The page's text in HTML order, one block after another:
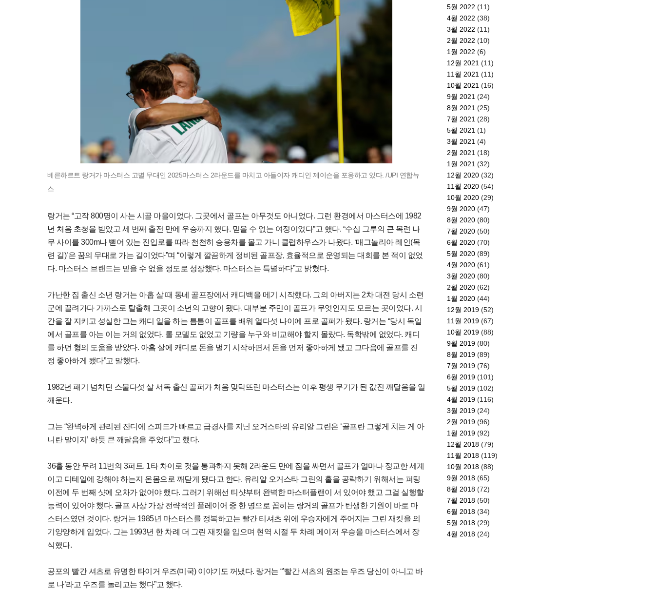
베른하르트 랑거가 마스터스 고별 무대인 2025마스터스 2라운드를 마치고 아들이자 캐디인 제이슨을 포옹하고 있다. /UPI 연합뉴
스
랑거는 “고작 800명이 사는 시골 마을이었다. 그곳에서 골프는 아무것도 아니었다. 그런 환경에서 마스터스에 1982
년 처음 초청을 받았고 세 번째 출전 만에 우승까지 했다. 믿을 수 없는 여정이었다”고 했다. “수십 그루의 큰 목련 나
무 사이를 300m나 뻗어 있는 진입로를 따라 천천히 승용차를 몰고 가니 클럽하우스가 나왔다. ‘매그놀리아 레인(목
련 길)’은 꿈의 무대로 가는 길이었다”며 “이렇게 깔끔하게 정비된 골프장, 효율적으로 운영되는 대회를 본 적이 없었
다. 마스터스 브랜드는 믿을 수 없을 정도로 성장했다. 마스터스는 특별하다”고 밝혔다.
가난한 집 출신 소년 랑거는 아홉 살 때 동네 골프장에서 캐디백을 메기 시작했다. 그의 아버지는 2차 대전 당시 소련
군에 끌려가다 가까스로 탈출해 그곳이 소년의 고향이 됐다. 대부분 주민이 골프가 무엇인지도 모르는 곳이었다. 시
간을 잘 지키고 성실한 그는 캐디 일을 하는 틈틈이 골프를 배워 열다섯 나이에 프로 골퍼가 됐다. 랑거는 “당시 독일
에서 골프를 아는 이는 거의 없었다. 롤 모델도 없었고 기량을 누구와 비교해야 할지 몰랐다. 독학밖에 없었다. 캐디
를 하던 형의 도움을 받았다. 아홉 살에 캐디로 돈을 벌기 시작하면서 돈을 먼저 좋아하게 됐고 그다음에 골프를 진
정 좋아하게 됐다”고 말했다.
1982년 패기 넘치던 스물다섯 살 서독 출신 골퍼가 처음 맞닥뜨린 마스터스는 이후 평생 무기가 된 값진 깨달음을 일
깨운다.
그는 “완벽하게 관리된 잔디에 스피드가 빠르고 급경사를 지닌 오거스타의 유리알 그린은 ‘골프란 그렇게 치는 게 아
니란 말이지’ 하듯 큰 깨달음을 주었다”고 했다.
36홀 동안 무려 11번의 3퍼트. 1타 차이로 컷을 통과하지 못해 2라운드 만에 짐을 싸면서 골프가 얼마나 정교한 세계
이고 디테일에 강해야 하는지 온몸으로 깨닫게 됐다고 한다. 유리알 오거스타 그린의 홀을 공략하기 위해서는 퍼팅
이전에 두 번째 샷에 오차가 없어야 했다. 그러기 위해선 티샷부터 완벽한 마스터플랜이 서 있어야 했고 그걸 실행할
능력이 있어야 했다. 골프 사상 가장 전략적인 플레이어 중 한 명으로 꼽히는 랑거의 골프가 탄생한 기원이 바로 마
스터스였던 것이다. 랑거는 1985년 마스터스를 정복하고는 빨간 티셔츠 위에 우승자에게 주어지는 그린 재킷을 의
기양양하게 입었다. 그는 1993년 한 차례 더 그린 재킷을 입으며 현역 시절 두 차례 메이저 우승을 마스터스에서 장
식했다.
공포의 빨간 셔츠로 유명한 타이거 우즈(미국) 이야기도 꺼냈다. 랑거는 “’빨간 셔츠의 원조는 우즈 당신이 아니고 바
로 나’라고 우즈를 놀리고는 했다”고 했다.
5월 2022 (11)
4월 2022 (38)
3월 2022 (11)
2월 2022 (10)
1월 2022 (6)
12월 2021 (11)
11월 2021 (11)
10월 2021 (16)
9월 2021 (24)
8월 2021 (25)
7월 2021 (28)
5월 2021 (1)
3월 2021 (4)
2월 2021 (18)
1월 2021 (32)
12월 2020 (32)
11월 2020 (54)
10월 2020 (29)
9월 2020 (47)
8월 2020 (80)
7월 2020 (50)
6월 2020 (70)
5월 2020 (89)
4월 2020 (61)
3월 2020 (80)
2월 2020 (62)
1월 2020 (44)
12월 2019 (52)
11월 2019 (67)
10월 2019 (88)
9월 2019 (80)
8월 2019 (89)
7월 2019 (76)
6월 2019 (101)
5월 2019 (102)
4월 2019 (116)
3월 2019 (24)
2월 2019 (96)
1월 2019 (92)
12월 2018 (79)
11월 2018 (119)
10월 2018 (88)
9월 2018 (65)
8월 2018 (72)
7월 2018 (50)
6월 2018 (34)
5월 2018 (29)
4월 2018 (24)